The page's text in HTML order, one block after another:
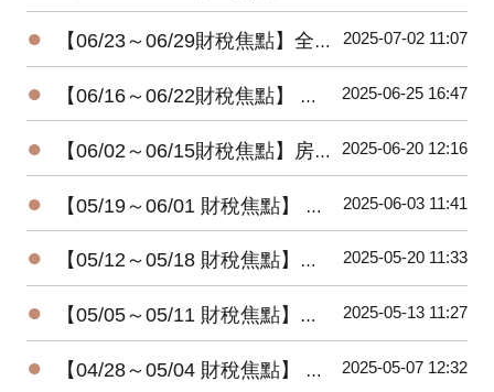
● 【06/23～06/29財稅焦點】全台高達992億祖產等待子孫繼承!! 2025-07-02 11:07
● 【06/16～06/22財稅焦點】 倒數12天! 全台已83.5％完成所得稅申報 2025-06-25 16:47
● 【06/02～06/15財稅焦點】房租租約附件有註明收租內容要繳印花稅 2025-06-20 12:16
● 【05/19～06/01 財稅焦點】 長輩轉錢給家人，小心關愛變稅債 2025-06-03 11:41
● 【05/12～05/18 財稅焦點】所得報稅， 22%民眾已完成 2025-05-20 11:33
● 【05/05～05/11 財稅焦點】富人節稅，四招就行 2025-05-13 11:27
● 【04/28～05/04 財稅焦點】 減稅不成反增稅，女法官不孕治療纏訟六年仍敗訴 2025-05-07 12:32